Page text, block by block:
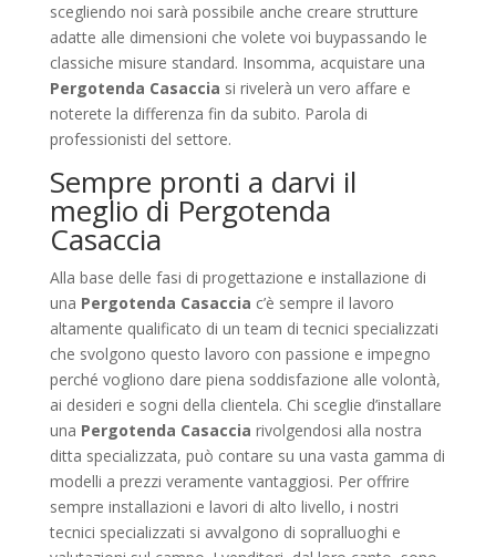
scegliendo noi sarà possibile anche creare strutture
adatte alle dimensioni che volete voi buypassando le
classiche misure standard. Insomma, acquistare una
Pergotenda Casaccia si rivelerà un vero affare e
noterete la differenza fin da subito. Parola di
professionisti del settore.
Sempre pronti a darvi il
meglio di Pergotenda
Casaccia
Alla base delle fasi di progettazione e installazione di
una Pergotenda Casaccia c’è sempre il lavoro
altamente qualificato di un team di tecnici specializzati
che svolgono questo lavoro con passione e impegno
perché vogliono dare piena soddisfazione alle volontà,
ai desideri e sogni della clientela. Chi sceglie d’installare
una Pergotenda Casaccia rivolgendosi alla nostra
ditta specializzata, può contare su una vasta gamma di
modelli a prezzi veramente vantaggiosi. Per offrire
sempre installazioni e lavori di alto livello, i nostri
tecnici specializzati si avvalgono di sopralluoghi e